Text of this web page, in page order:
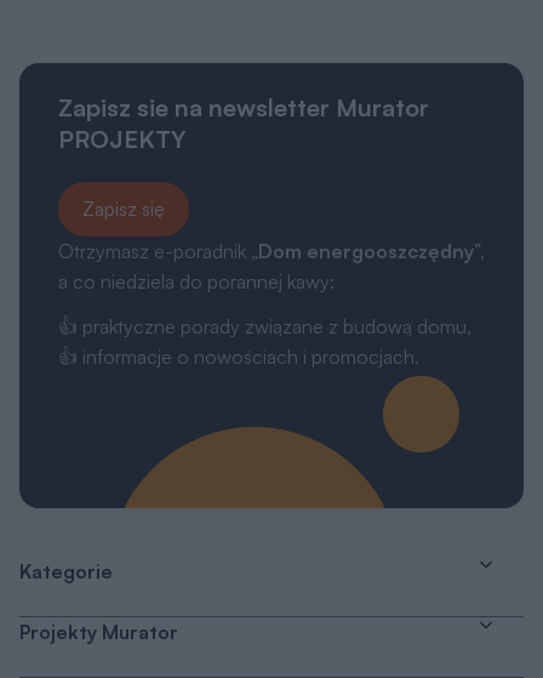
Zapisz sie na newsletter Murator
PROJEKTY
Zapisz się
Otrzymasz e-poradnik „Dom energooszczędny”,
a co niedziela do porannej kawy:
👍 praktyczne porady związane z budową domu,
👍 informacje o nowościach i promocjach.
Kategorie
Projekty Murator